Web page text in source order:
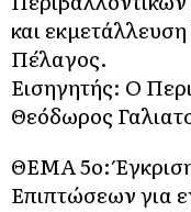
και
Πέλαγος.
Εισηγητής: Ο
Θεόδωρος
ΘΕΜΑ 5o:
Επιπτώσεων για